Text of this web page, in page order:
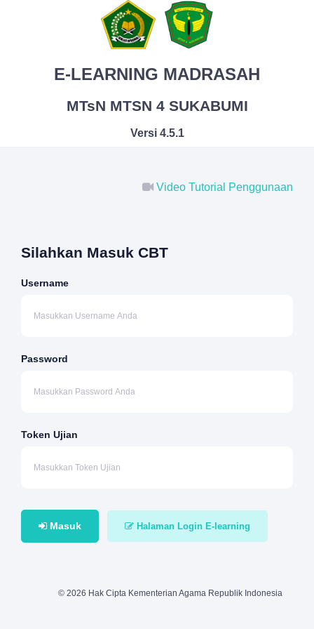
E-LEARNING MADRASAH
MTsN MTSN 4 SUKABUMI
Versi 4.5.1
Video Tutorial Penggunaan
Silahkan Masuk CBT
Username
Password
Token Ujian
Masuk Halaman Login E-learning
© 2026 Hak Cipta Kementerian Agama Republik Indonesia